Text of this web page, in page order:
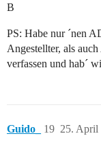
B
PS: Habe nur ´nen
Angestellter, als
verfassen und hab´
Guido_ 25. April
19